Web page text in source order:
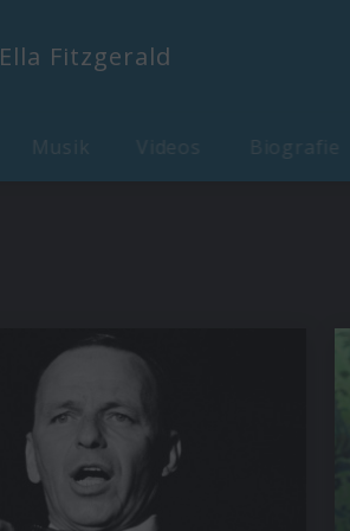
Ella Fitzgerald
Musik Videos Biografie